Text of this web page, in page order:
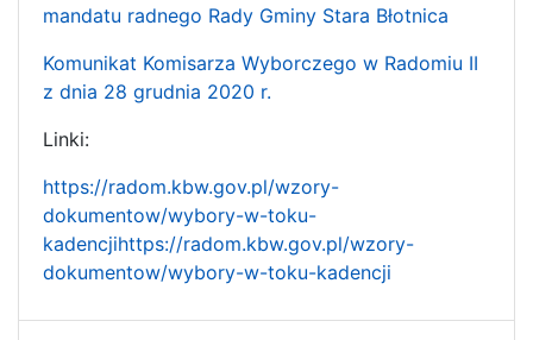
mandatu radnego Rady Gminy Stara Błotnica
Komunikat Komisarza Wyborczego w Radomiu II
z dnia 28 grudnia 2020 r.
Linki:
https://radom.kbw.gov.pl/wzory-
dokumentow/wybory-w-toku-
kadencjihttps://radom.kbw.gov.pl/wzory-
dokumentow/wybory-w-toku-kadencji